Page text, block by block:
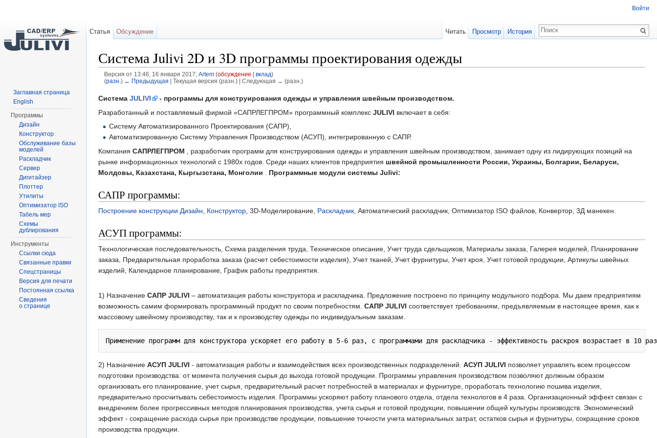
Система Julivi 2D и 3D программы проектирования одежды
Версия от 13:46, 16 января 2017; Artem (обсуждение вклад)
(разн. ) ← Предыдущая | Текущая версия (разн.) | Следующая → (разн.)
Система JULIVI
- программы для конструирования одежды и управления швейным производством.
Разработанный и поставляемый фирмой «САПРЛЕГПРОМ» программный комплекс JULIVI включает в себя:
Систему Автоматизированного Проектирования (САПР),
Автоматизированную Систему Управления Производством (АСУП), интегрированную с САПР.
Компания САПРЛЕГПРОМ , разработчик программ для конструирования одежды и управления швейным производством, занимает одну из лидирующих позиций на
рынке информационных технологий с 1980х годов. Среди наших клиентов предприятия швейной промышленности России, Украины, Болгарии, Беларуси,
Молдовы, Казахстана, Кыргызстана, Монголии
Программные модули системы Julivi:
САПР программы:
Построение конструкции Дизайн Конструктор , 3D-Моделирование, Раскладчик , Автоматический раскладчик, Оптимизатор ISO файлов, Конвертор, 3Д манекен.
АСУП программы:
Технологическая последовательность, Схема разделения труда, Техническое описание, Учет труда сдельщиков, Материалы заказа, Галерея моделей, Планирование
заказа, Предварительная проработка заказа (расчет себестоимости изделия), Учет тканей, Учет фурнитуры, Учет кроя, Учет готовой продукции, Артикулы швейных
изделий, Календарное планирование, График работы предприятия.
1) Назначение САПР JULIVI – автоматизация работы конструктора и раскладчика. Предложение построено по принципу модульного подбора. Мы даем предприятиям
возможность самим формировать программный продукт по своим потребностям. САПР JULIVI соответствует требованиям, предъявляемым в настоящее время, как к
массовому швейному производству, так и к производству одежды по индивидуальным заказам.
2) Назначение АСУП JULIVI - автоматизация работы и взаимодействия всех производственных подразделений. АСУП JULIVI позволяет управлять всем процессом
подготовки производства: от момента получения сырья до выхода готовой продукции. Программы управления производством позволяют должным образом
организовать его планирование, учет сырья, предварительный расчет потребностей в материалах и фурнитуре, проработать технологию пошива изделия,
предварительно просчитывать себестоимость изделия. Программы ускоряют работу планового отдела, отдела технологов в 4 раза. Организационный эффект связан с
внедрением более прогрессивных методов планирования производства, учета сырья и готовой продукции, повышении общей культуры производств. Экономический
эффект - сокращение расхода сырья при производстве продукции, повышение точности учета материальных затрат, остатков сырья и фурнитуры, сокращение сроков
производства продукции.
Войти
Статья Обсуждение Читать Просмотр История
Заглавная страница
English
Программы
Дизайн
Конструктор
Обслуживание базы
моделей
Раскладчик
Сервер
Дигитайзер
Плоттер
Утилиты
Оптимизатор ISO
Табель мер
Схемы
дублирования
Инструменты
Ссылки сюда
Связанные правки
Спецстраницы
Версия для печати
Постоянная ссылка
Сведения
о странице